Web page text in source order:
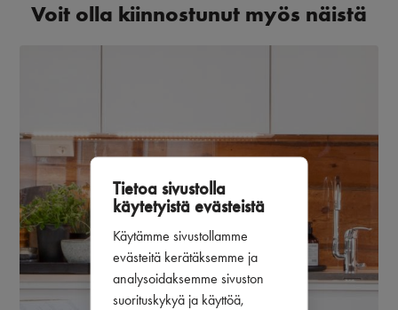
Tietoa sivustolla
käytetyistä evästeistä
Käytämme sivustollamme
evästeitä kerätäksemme ja
analysoidaksemme sivuston
suorituskykyä ja käyttöä,
Voit olla kiinnostunut myös näistä